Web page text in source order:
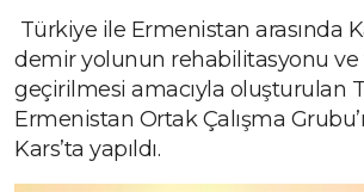
Türkiye ile Ermenistan arasında
demir yolunun rehabilitasyonu ve
geçirilmesi amacıyla oluşturulan
Ermenistan Ortak Çalışma
Kars’ta yapıldı.